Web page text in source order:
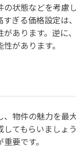
の状態などを考慮
すぎる価格設定は
があります。逆に
があります。
物件の魅力を最
てもらいましょ
要です。